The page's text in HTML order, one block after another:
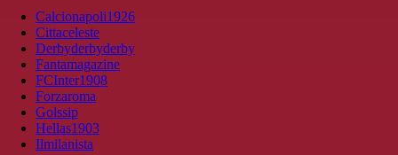
Calcionapoli1926
Cittaceleste
Derbyderbyderby
Fantamagazine
FCInter1908
Forzaroma
Golssip
Hellas1903
Ilmilanista